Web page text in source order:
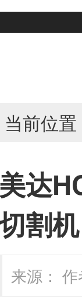
当前位
美达
割机
来源：